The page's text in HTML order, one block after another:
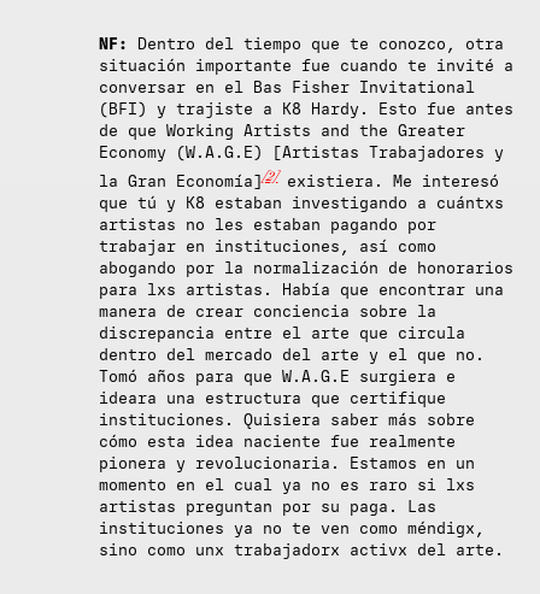
NF:
Dentro del tiempo que te conozco, otra
situación importante fue cuando te invité a
conversar en el Bas Fisher Invitational
(BFI) y trajiste a K8 Hardy. Esto fue antes
de que Working Artists and the Greater
Economy (W.A.G.E) [Artistas Trabajadores y
la Gran Economía][2]existiera. Me interesó
que tú y K8 estaban investigando a cuántxs
artistas no les estaban pagando por
trabajar en instituciones, así como
abogando por la normalización de honorarios
para lxs artistas. Había que encontrar una
manera de crear conciencia sobre la
discrepancia entre el arte que circula
dentro del mercado del arte y el que no.
Tomó años para que W.A.G.E surgiera e
ideara una estructura que certifique
instituciones. Quisiera saber más sobre
cómo esta idea naciente fue realmente
pionera y revolucionaria. Estamos en un
momento en el cual ya no es raro si lxs
artistas preguntan por su paga. Las
instituciones ya no te ven como méndigx,
sino como unx trabajadorx activx del arte.